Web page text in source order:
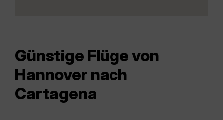
Günstige Flüge von
Hannover nach
Cartagena